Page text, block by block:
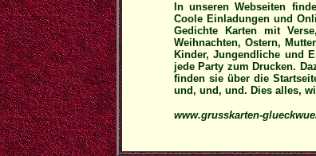
In unseren Webseiten
Coole Einladungen und
Gedichte Karten mit
Weihnachten, Ostern,
Kinder, Jungendliche und
jede Party zum Drucken.
finden sie über die
und, und, und. Dies alles,
www.grusskarten-